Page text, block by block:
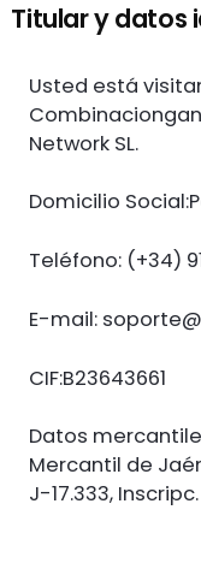
Titular y datos
Usted está
Network SL.
Domicilio
Teléfono: (+34)
E-mail:
CIF:B23643661
Datos
Mercantil de
J-17.333, Inscripc.